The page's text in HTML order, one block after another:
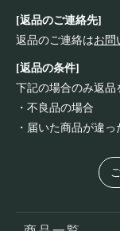
[返品のご連絡先]
返品のご連絡はお問
[返品の条件]
下記の場合のみ返品
・不良品の場合
・届いた商品が違っ